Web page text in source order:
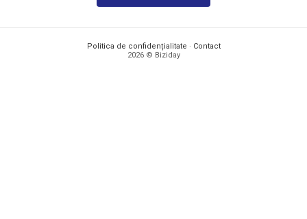
Politica de confidențialitate · Contact
2026 © Biziday